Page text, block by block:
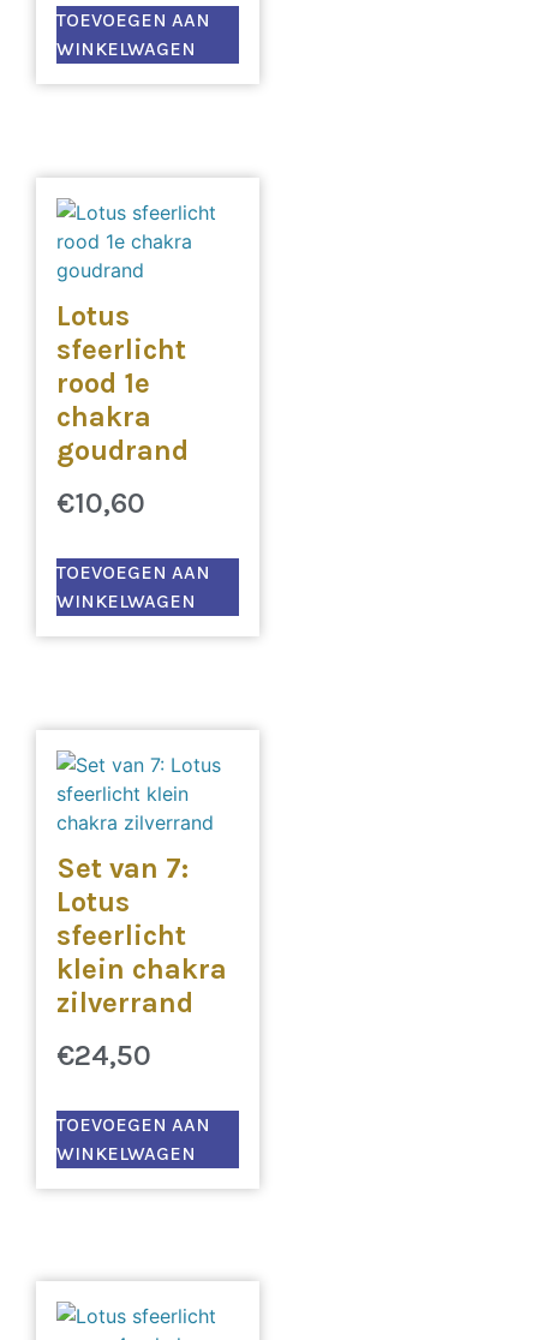
TOEVOEGEN AAN
WINKELWAGEN
Lotus
sfeerlicht
rood 1e
chakra
goudrand
€10,60
TOEVOEGEN AAN
WINKELWAGEN
Set van 7:
Lotus
sfeerlicht
klein chakra
zilverrand
€24,50
TOEVOEGEN AAN
WINKELWAGEN